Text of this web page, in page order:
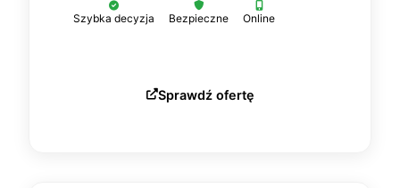
Szybka decyzja Bezpieczne Online
Sprawdź ofertę